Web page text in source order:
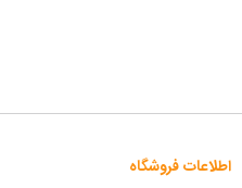
اطلاعات فروشگاه